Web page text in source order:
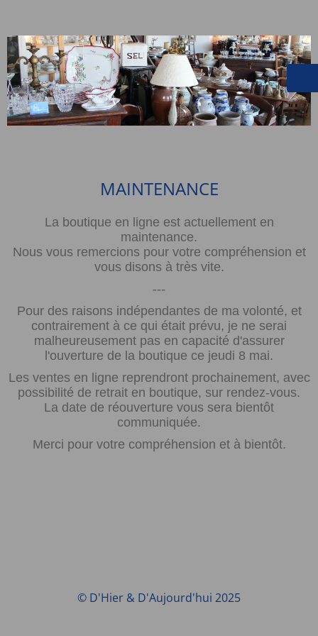
MAINTENANCE
La boutique en ligne est actuellement en
maintenance.
Nous vous remercions pour votre compréhension et
vous disons à très vite.
---
Pour des raisons indépendantes de ma volonté, et
contrairement à ce qui était prévu, je ne serai
malheureusement pas en capacité d'assurer
l'ouverture de la boutique ce jeudi 8 mai.
Les ventes en ligne reprendront prochainement, avec
possibilité de retrait en boutique, sur rendez-vous.
La date de réouverture vous sera bientôt
communiquée.
Merci pour votre compréhension et à bientôt.
© D'Hier & D'Aujourd'hui 2025